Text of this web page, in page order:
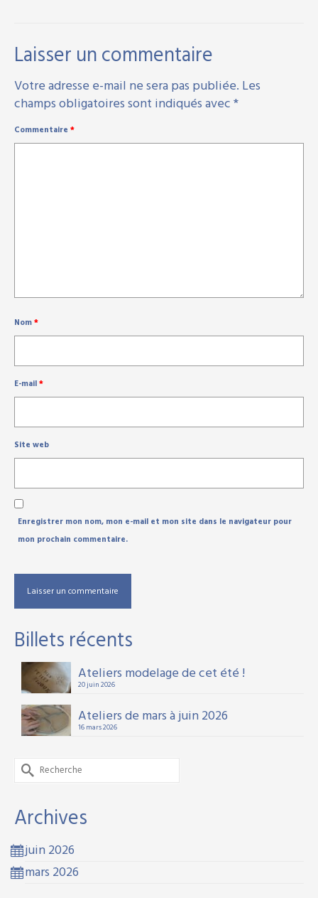
Laisser un commentaire
Votre adresse e-mail ne sera pas publiée. Les
champs obligatoires sont indiqués avec*
Commentaire *
Nom*
E-mail*
Site web
Enregistrer mon nom, mon e-mail et mon site dans le navigateur pour
mon prochain commentaire.
Billets récents
Ateliers modelage de cet été !
20 juin 2026
Ateliers de mars à juin 2026
16 mars 2026
Rechercher :
Archives
juin 2026
mars 2026